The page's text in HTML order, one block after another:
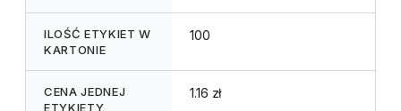
ILOŚĆ ETYKIET W
KARTONIE
100
CENA JEDNEJ
ETYKIETY
1.16 zł